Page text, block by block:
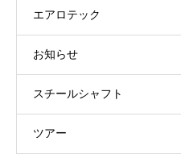
エアロテック
お知らせ
スチールシャフト
ツアー